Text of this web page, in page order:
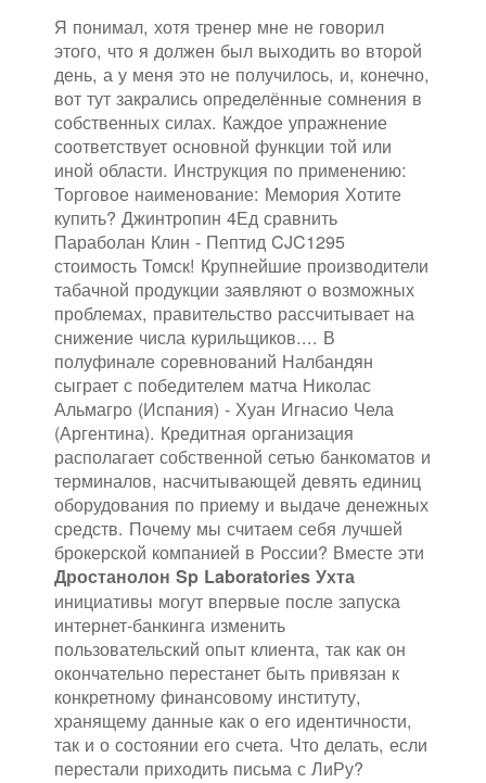
Я понимал, хотя тренер мне не говорил
этого, что я должен был выходить во второй
день, а у меня это не получилось, и, конечно,
вот тут закрались определённые сомнения в
собственных силах. Каждое упражнение
соответствует основной функции той или
иной области. Инструкция по применению:
Торговое наименование: Мемория Хотите
купить? Джинтропин 4Ед сравнить
Параболан Клин - Пептид CJC1295
стоимость Томск! Крупнейшие производители
табачной продукции заявляют о возможных
проблемах, правительство рассчитывает на
снижение числа курильщиков.... В
полуфинале соревнований Налбандян
сыграет с победителем матча Николас
Альмагро (Испания) - Хуан Игнасио Чела
(Аргентина). Кредитная организация
располагает собственной сетью банкоматов и
терминалов, насчитывающей девять единиц
оборудования по приему и выдаче денежных
средств. Почему мы считаем себя лучшей
брокерской компанией в России? Вместе эти
Дростанолон Sp Laboratories Ухта
инициативы могут впервые после запуска
интернет-банкинга изменить
пользовательский опыт клиента, так как он
окончательно перестанет быть привязан к
конкретному финансовому институту,
хранящему данные как о его идентичности,
так и о состоянии его счета. Что делать, если
перестали приходить письма с ЛиРу?